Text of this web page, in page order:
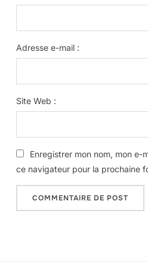
Adresse e-mail :
Site Web :
Enregistrer mon nom, mon e-
ce navigateur pour la prochaine